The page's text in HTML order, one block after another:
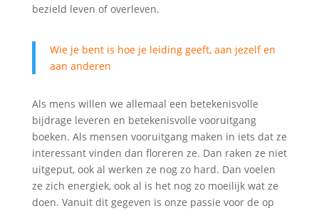
bezield leven of overleven.
Wie je bent is hoe je leiding geeft, aan jezelf en
aan anderen
Als mens willen we allemaal een betekenisvolle
bijdrage leveren en betekenisvolle vooruitgang
boeken. Als mensen vooruitgang maken in iets dat ze
interessant vinden dan floreren ze. Dan raken ze niet
uitgeput, ook al werken ze nog zo hard. Dan voelen
ze zich energiek, ook al is het nog zo moeilijk wat ze
doen. Vanuit dit gegeven is onze passie voor de op